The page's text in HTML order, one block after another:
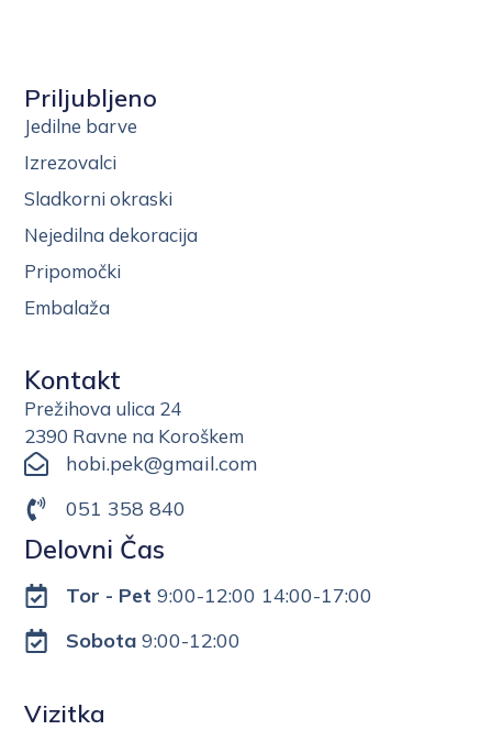
Priljubljeno
Jedilne barve
Izrezovalci
Sladkorni okraski
Nejedilna dekoracija
Pripomočki
Embalaža
Kontakt
Prežihova ulica 24
2390 Ravne na Koroškem
hobi.pek@gmail.com
051 358 840
Delovni Čas
Tor - Pet 9:00-12:00 14:00-17:00
Sobota9:00-12:00
Vizitka